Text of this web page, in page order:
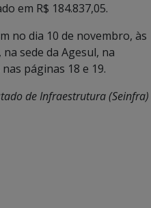
em R$ 184.837,05.
no dia 10 de novembro, às
sede da Agesul, na
páginas 18 e 19.
de Infraestrutura (Seinfra)